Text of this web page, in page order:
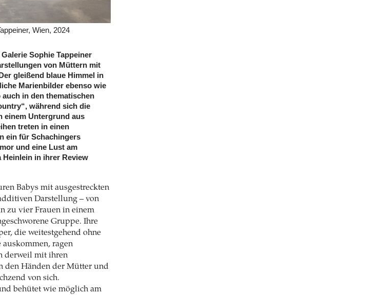
Wien, 2024
Sophie Tappeiner
von Müttern mit
gleißend blaue Himmel in
Marienbilder ebenso wie
in den thematischen
während sich die
einem Untergrund aus
treten in einen
ein für Schachingers
und eine Lust am
Heinlein in ihrer Review
Babys mit ausgestreckten
Darstellung – von
zu vier Frauen in einem
Gruppe. Ihre
die weitestgehend ohne
ragen
derweil mit ihren
den Händen der Mütter und
von sich.
behütet wie möglich am